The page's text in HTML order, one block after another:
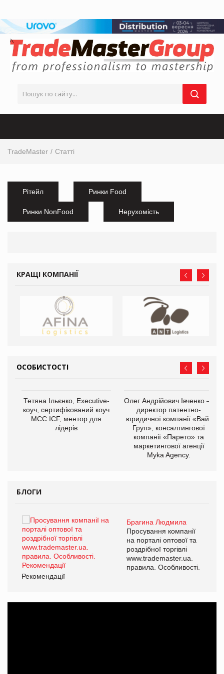
TradeMaster Статті
Рітейл Ринки Food
Ринки NonFood Нерухомість
КРАЩІ КОМПАНІЇ
ОСОБИСТОСТІ
Тетяна Ільєнко, Executive-
коуч, сертифікований коуч
МСС ICF, ментор для
лідерів
Олег Андрійович Івченко —
директор патентно-
юридичної компанії «Вайз
Груп», консалтингової
компанії «Парето» та
маркетингової агенції
Myka Agency.
БЛОГИ
Брагина Людмила
Просування компанії
на порталі оптової та
роздрібної торгівлі
www.trademaster.ua.
правила. Особливості.
Рекомендації